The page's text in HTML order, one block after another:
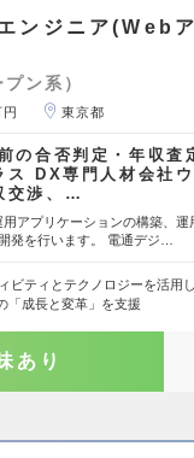
ンジニア(Web
ン系）
東京都
合否判定・年収査
ス DX専門人材会社ウ
交渉、…
アプリケーションの構築、
発を行います。 電通デジ…
ビティとテクノロジーを活用
「成長と変革」を支援
あり